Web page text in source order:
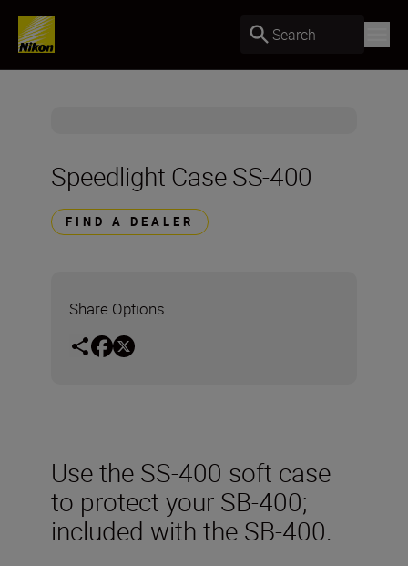
Search
Speedlight Case SS-400
FIND A DEALER
Share Options
Use the SS-400 soft case
to protect your SB-400;
included with the SB-400.